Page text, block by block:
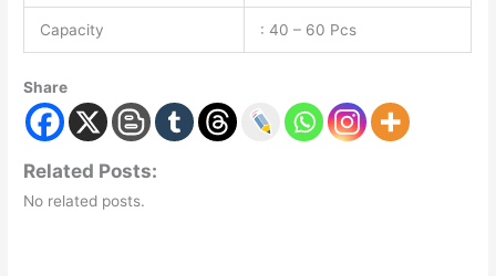
Capacity : 40 – 60 Pcs
Share
Related Posts:
No related posts.